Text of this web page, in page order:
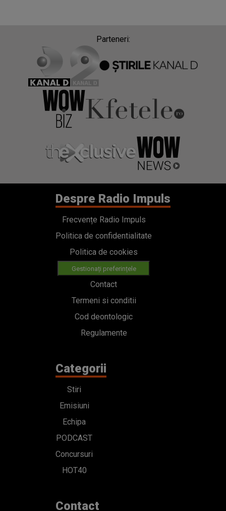
Parteneri:
Despre Radio Impuls
Frecvențe Radio Impuls
Politica de confidentialitate
Politica de cookies
Gestionați preferințele
Contact
Termeni si conditii
Cod deontologic
Regulamente
Categorii
Stiri
Emisiuni
Echipa
PODCAST
Concursuri
HOT40
Contact